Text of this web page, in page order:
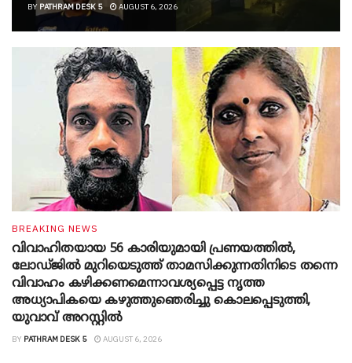
BY PATHRAM DESK 5 AUGUST 6, 2026
BREAKING NEWS
വിവാഹിതയായ 56 കാരിയുമായി പ്രണയത്തിൽ,
ലോഡ്ജിൽ മുറിയെടുത്ത് താമസിക്കുന്നതിനിടെ തന്നെ
വിവാഹം കഴിക്കണമെന്നാവശ്യപ്പെട്ട നൃത്ത
അധ്യാപികയെ കഴുത്തുഞെരിച്ചു കൊലപ്പെടുത്തി,
യുവാവ് അറസ്റ്റിൽ
BY PATHRAM DESK 5 AUGUST 6, 2026